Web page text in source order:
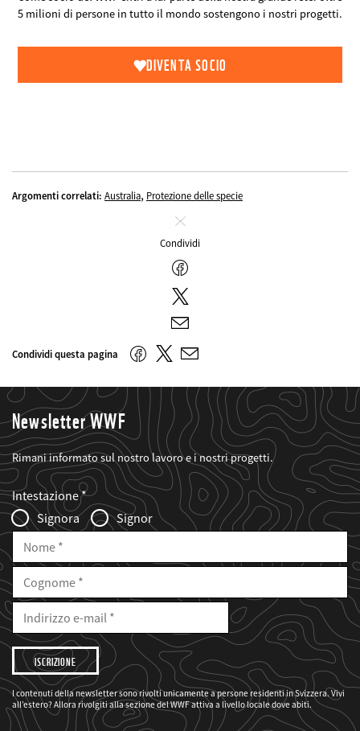
5 milioni di persone in tutto il mondo sostengono i nostri progetti.
DIVENTA SOCIO
Argomenti correlati: Australia, Protezione delle specie
Chiudi
Condividi
Facebook
Twitter
E-
mail
Condividi questa pagina FacebookTwitter
E-
Newsletter WWF
Rimani informato sul nostro lavoro e i nostri progetti.
Web2Case
Infofelder
Fieldset
anrede_name
Intestazione
Signora
Signor
Nome
Cognome
E-
Mail
Indirizzo
mail
Desidero
che
il
WWF
mi
informi
sui
suoi
progetti
I contenuti della newsletter sono rivolti unicamente a persone residenti in Svizzera. Vivi
all’estero? Allora rivolgiti alla sezione del WWF attiva a livello locale dove abiti.